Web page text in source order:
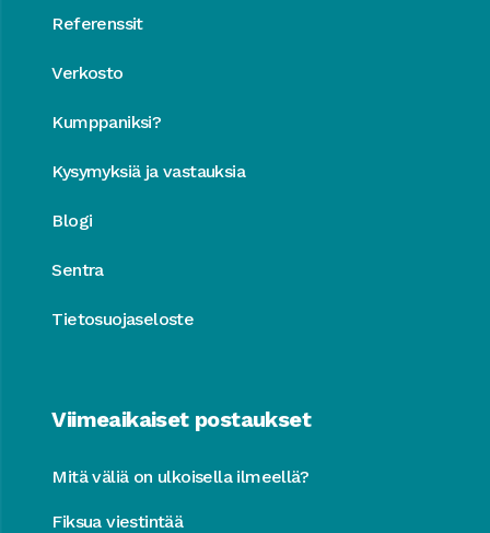
Referenssit
Verkosto
Kumppaniksi?
Kysymyksiä ja vastauksia
Blogi
Sentra
Tietosuojaseloste
Viimeaikaiset postaukset
Mitä väliä on ulkoisella ilmeellä?
Fiksua viestintää